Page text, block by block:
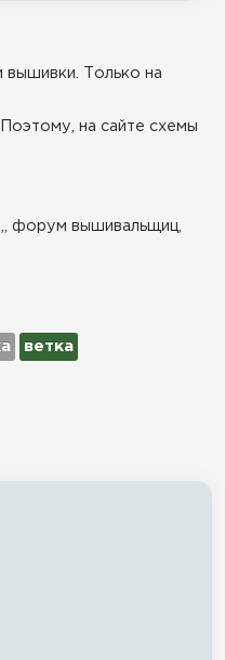
вышивки. Только на
на сайте схемы
форум вышивальщиц,
ветка